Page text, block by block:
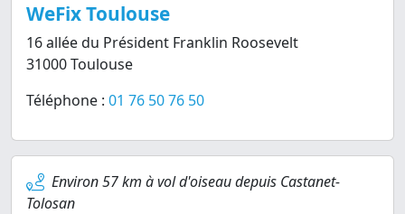
WeFix Toulouse
16 allée du Président Franklin Roosevelt
31000 Toulouse
Téléphone : 01 76 50 76 50
Environ 57 km à vol d'oiseau depuis Castanet-
Tolosan